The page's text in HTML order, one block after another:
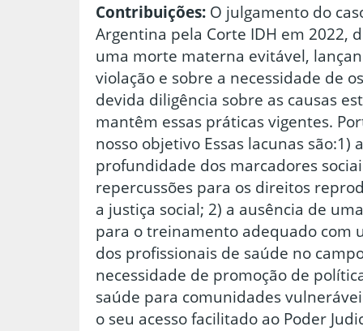
Contribuições: O julgamento do
Argentina pela Corte IDH em 2022,
uma morte materna evitável,
violação e sobre a necessidade de
devida diligência sobre as causas
mantêm essas práticas vigentes.
nosso objetivo Essas lacunas são:1)
profundidade dos marcadores
repercussões para os direitos
a justiça social; 2) a ausência de
para o treinamento adequado com
dos profissionais de saúde no
necessidade de promoção de
saúde para comunidades
o seu acesso facilitado ao Poder